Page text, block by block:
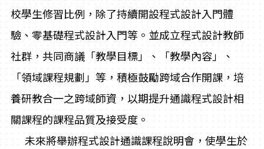
校學生修習比例，除了持續開設程式設計入門體
驗、零基礎程式設計入門等。並成立程式設計教師
社群，共同商議「教學目標」、「教學內容」、
「領域課程規劃」等，積極鼓勵跨域合作開課，培
養研教合一之跨域師資，以期提升通識程式設計相
關課程的課程品質及接受度。
未來將舉辦程式設計通識課程說明會，使學生於